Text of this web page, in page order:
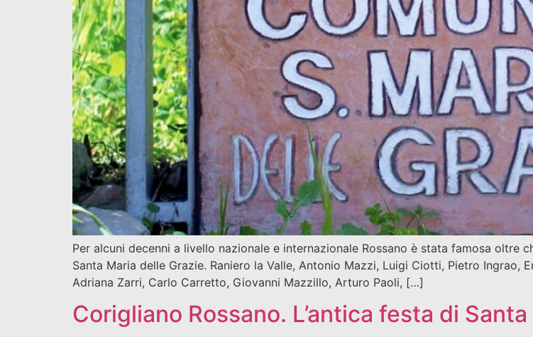
Per alcuni decenni a livello nazionale e internazionale Rossano è stata famosa oltre
Santa Maria delle Grazie. Raniero la Valle, Antonio Mazzi, Luigi Ciotti, Pietro Ingrao,
Adriana Zarri, Carlo Carretto, Giovanni Mazzillo, Arturo Paoli, […]
Corigliano Rossano. L’antica festa di